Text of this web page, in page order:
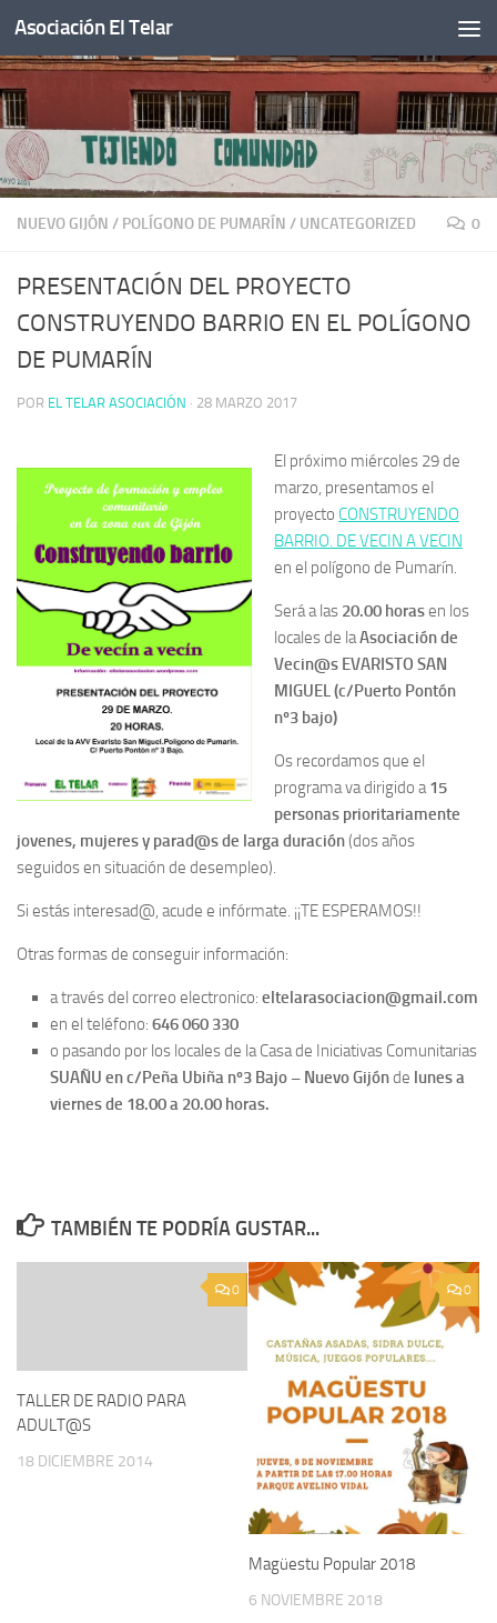
Saltar al contenido
Asociación El Telar
NUEVO GIJÓN / POLÍGONO DE PUMARÍN / UNCATEGORIZED 0
PRESENTACIÓN DEL PROYECTO
CONSTRUYENDO BARRIO EN EL POLÍGONO
DE PUMARÍN
POR EL TELAR ASOCIACIÓN · 28 MARZO 2017
El próximo miércoles 29 de
marzo, presentamos el
proyecto CONSTRUYENDO
BARRIO. DE VECIN A VECIN
en el polígono de Pumarín.
Será a las 20.00 horasen los
locales de laAsociación de
Vecin@s EVARISTO SAN
MIGUEL (c/Puerto Pontón
nº3 bajo)
Os recordamos que el
programa va dirigido a15
personas prioritariamente
jovenes, mujeres y parad@s de larga duración(dos años
seguidos en situación de desempleo).
Si estás interesad@, acude e infórmate. ¡¡TE ESPERAMOS!!
Otras formas de conseguir información:
a través del correo electronico: eltelarasociacion@gmail.com
en el teléfono: 646 060 330
o pasando por los locales de la Casa de Iniciativas Comunitarias
SUAÑU en c/Peña Ubiña nº3 Bajo – Nuevo Gijónde lunes a
viernes de 18.00 a 20.00 horas.
TAMBIÉN TE PODRÍA GUSTAR...
0
TALLER DE RADIO PARA
ADULT@S
18 DICIEMBRE 2014
0
Magüestu Popular 2018
6 NOVIEMBRE 2018